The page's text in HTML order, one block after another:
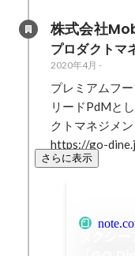
株式会社
プロダクトマ
2020年4月 -
プレミアムフ
リードPdMと
クトマネジメ
https://go-
さらに表示